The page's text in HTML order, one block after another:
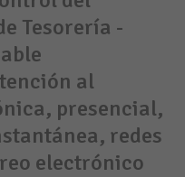
Tesorería -
al
presencial,
redes
electrónico